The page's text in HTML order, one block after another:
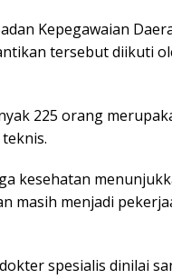
Kepegawaian
tersebut diikuti
225 orang
kesehatan
masih menjadi
spesialis dinilai